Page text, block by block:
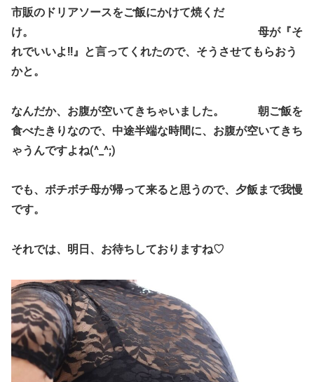
市販のドリアソースをご飯にかけて焼くだ
け。 母が『そ
れでいいよ!!』と言ってくれたので、そうさせてもらおう
かと。
なんだか、お腹が空いてきちゃいました。 朝ご飯を
食べたきりなので、中途半端な時間に、お腹が空いてきち
ゃうんですよね(^_^;)
でも、ボチボチ母が帰って来ると思うので、夕飯まで我慢
です。
それでは、明日、お待ちしておりますね♡